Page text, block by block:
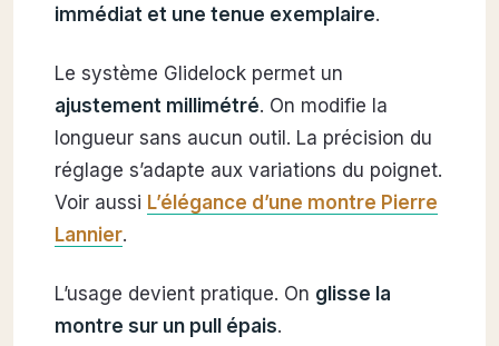
immédiat et une tenue exemplaire.
Le système Glidelock permet un
ajustement millimétré. On modifie la
longueur sans aucun outil. La précision du
réglage s’adapte aux variations du poignet.
Voir aussi L’élégance d’une montre Pierre
Lannier.
L’usage devient pratique. On glisse la
montre sur un pull épais.